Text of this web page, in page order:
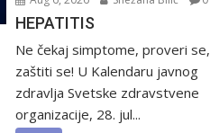
HEPATITIS
Ne čekaj simptome, proveri se,
zaštiti se! U Kalendaru javnog
zdravlja Svetske zdravstvene
organizacije, 28. jul...